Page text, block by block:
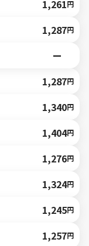
1,261円
1,287円
ー
1,287円
1,340円
1,404円
1,276円
1,324円
1,245円
1,257円